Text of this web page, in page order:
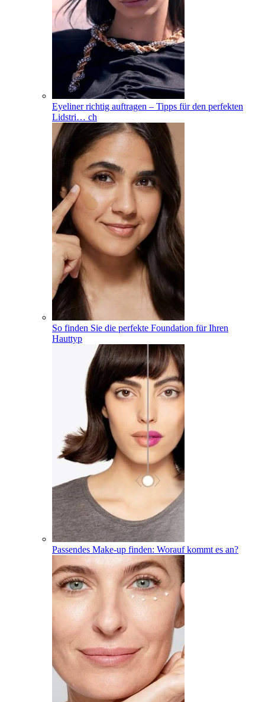
Eyeliner richtig auftragen – Tipps für den perfekten
Lidstri… ch
So finden Sie die perfekte Foundation für Ihren
Hauttyp
Passendes Make-up finden: Worauf kommt es an?